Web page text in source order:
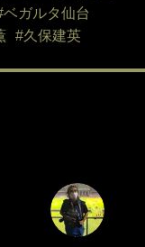
ベガルタ仙台
#久保建英